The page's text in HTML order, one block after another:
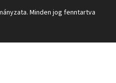
Minden jog fenntartva